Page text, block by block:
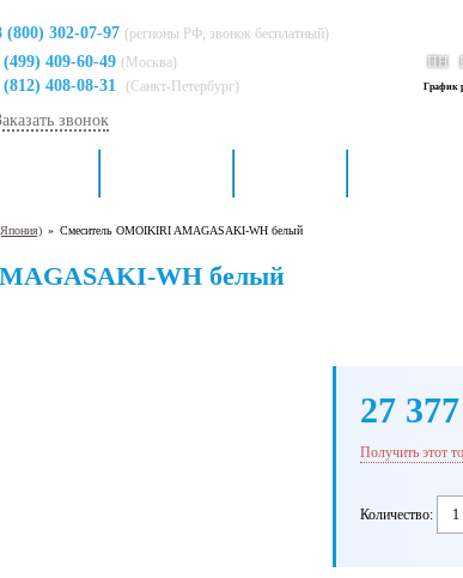
(800) 302-07-97 (регионы РФ, звонок бесплатный)
(499) 409-60-49 (Москва)
(812) 408-08-31 (Санкт-Петербург)
звонок
ПН
График
» Смеситель OMOIKIRI AMAGASAKI-WH белый
WH белый
27
Получить этот
Количество: